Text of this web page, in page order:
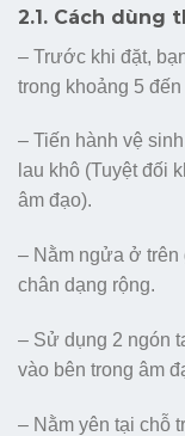
2.1. Cách dùng
– Trước khi đặt,
trong khoảng 5
– Tiến hành vệ
lau khô (Tuyệt đối
âm đạo).
– Nằm ngửa ở
chân dạng rộng.
– Sử dụng 2 ngón
vào bên trong âm
– Nằm yên tại chỗ